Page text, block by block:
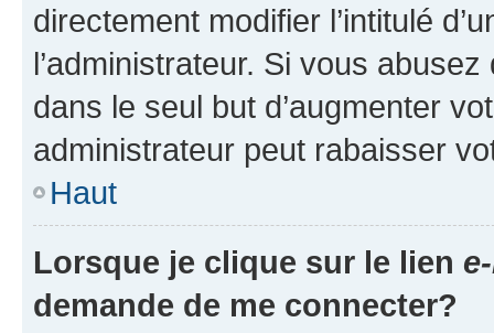
directement modifier l’intitulé
l’administrateur. Si vous
dans le seul but d’augmenter
administrateur peut rabaisser
Haut
Lorsque je clique sur le lien
demande de me connecter?